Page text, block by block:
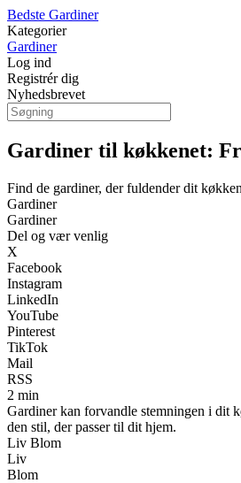
Bedste Gardiner
Kategorier
Gardiner
Log ind
Registrér dig
Nyhedsbrevet
Gardiner til køkkenet:
Find de gardiner, der fuldender dit
Gardiner
Gardiner
Del og vær venlig
X
Facebook
Instagram
LinkedIn
YouTube
Pinterest
TikTok
Mail
RSS
2 min
Gardiner kan forvandle stemningen i dit
den stil, der passer til dit hjem.
Liv Blom
Liv
Blom